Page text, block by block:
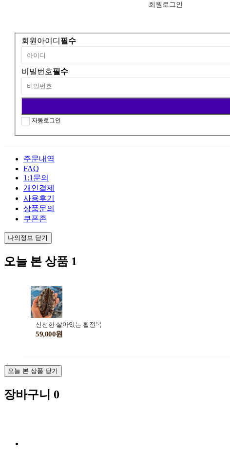
회원 로그인
회원아이디 필수
비밀번호필수
자동로그인
주문내역
FAQ
1:1문의
개인결제
사용후기
상품문의
쿠폰존
나의정보 닫기
오늘 본 상품 1
신선한 살아있는 활전복
59,000원
오늘 본 상품 닫기
장바구니 0